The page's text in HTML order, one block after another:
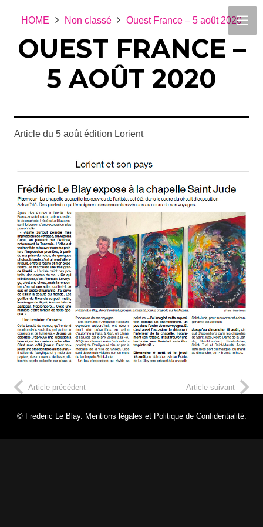
HOME Non classé Ouest France – 5 août 2020
OUEST FRANCE –
5 AOÛT 2020
Article du 5 août édition Lorient
Article précédent Article suivant
© Frederic Le Blay. Mentions légales et Politique de Confidentialité.